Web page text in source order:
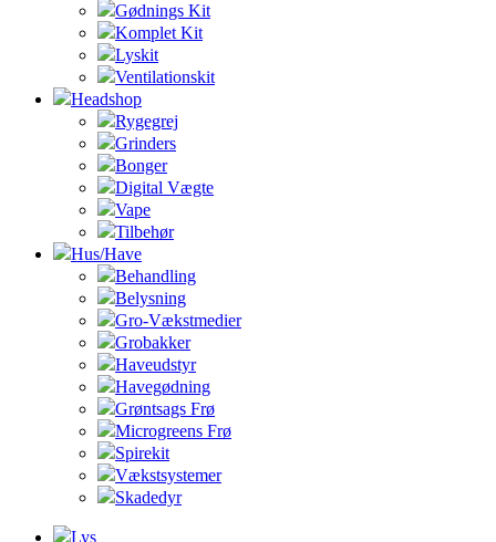
Gødnings Kit
Komplet Kit
Lyskit
Ventilationskit
Headshop
Rygegrej
Grinders
Bonger
Digital Vægte
Vape
Tilbehør
Hus/Have
Behandling
Belysning
Gro-Vækstmedier
Grobakker
Haveudstyr
Havegødning
Grøntsags Frø
Microgreens Frø
Spirekit
Vækstsystemer
Skadedyr
Lys